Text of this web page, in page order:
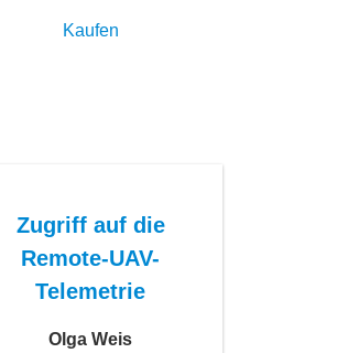
Kaufen
Zugriff auf die
Remote-UAV-
Telemetrie
Olga Weis